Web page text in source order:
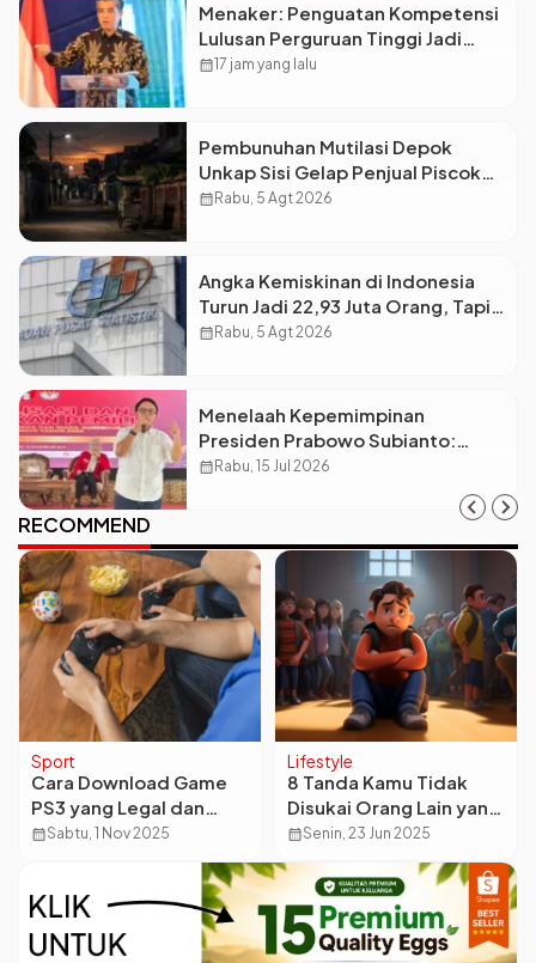
Menaker: Penguatan Kompetensi
Lulusan Perguruan Tinggi Jadi
Kunci Menjawab Kebutuhan Dunia
calendar_month17 jam yang lalu
Pembunuhan Mutilasi Depok
Unkap Sisi Gelap Penjual Piscok
Berdarah Dingin
calendar_month Rabu, 5 Agt 2026
Angka Kemiskinan di Indonesia
Turun Jadi 22,93 Juta Orang, Tapi
Kenapa Ketimpangan Desa dan
calendar_month Rabu, 5 Agt 2026
Menelaah Kepemimpinan
Presiden Prabowo Subianto:
Antara Visi Besar, Implementasi,
calendar_month Rabu, 15 Jul 2026
RECOMMEND
Sport
Cara Download Game
PS3 yang Legal dan
Aman untuk Pemula
calendar_monthSabtu, 1 Nov 2025
Lifestyle
8 Tanda Kamu Tidak
Disukai Orang Lain yang
Perlu Kamu Sadari
calendar_monthSenin, 23 Jun 2025